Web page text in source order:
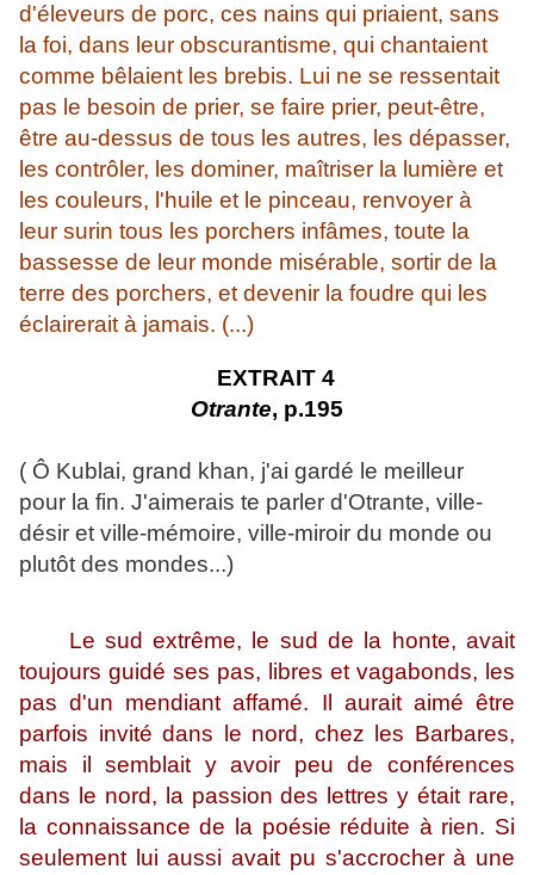
d'éleveurs de porc, ces nains qui priaient, sans
la foi, dans leur obscurantisme, qui chantaient
comme bêlaient les brebis. Lui ne se ressentait
pas le besoin de prier, se faire prier, peut-être,
être au-dessus de tous les autres, les dépasser,
les contrôler, les dominer, maîtriser la lumière et
les couleurs, l'huile et le pinceau, renvoyer à
leur surin tous les porchers infâmes, toute la
bassesse de leur monde misérable, sortir de la
terre des porchers, et devenir la foudre qui les
éclairerait à jamais. (...)
EXTRAIT 4
Otrante, p.195
( Ô Kublai, grand khan, j'ai gardé le meilleur
pour la fin. J'aimerais te parler d'Otrante, ville-
désir et ville-mémoire, ville-miroir du monde ou
plutôt des mondes...)
Le sud extrême, le sud de la honte, avait
toujours guidé ses pas, libres et vagabonds, les
pas d'un mendiant affamé. Il aurait aimé être
parfois invité dans le nord, chez les Barbares,
mais il semblait y avoir peu de conférences
dans le nord, la passion des lettres y était rare,
la connaissance de la poésie réduite à rien. Si
seulement lui aussi avait pu s'accrocher à une